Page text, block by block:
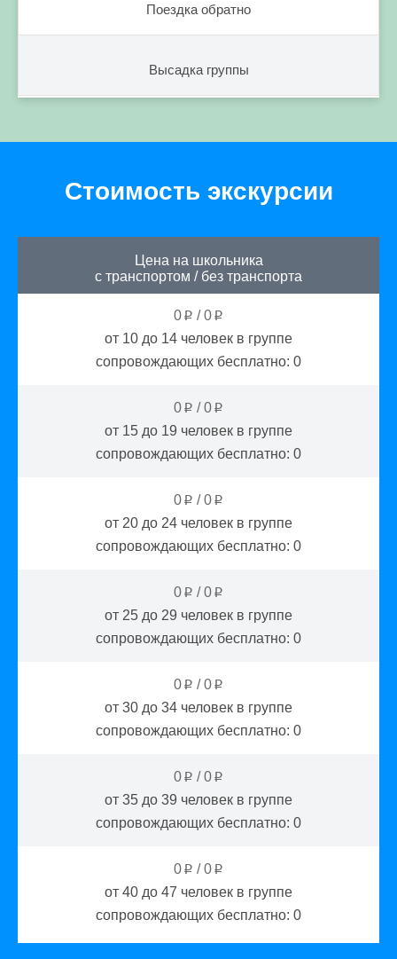
Поездка обратно
Высадка группы
Стоимость экскурсии
Цена на школьника
с транспортом / без транспорта
0 p /0 p
от 10 до 14 человек в группе
сопровождающих бесплатно: 0
0 p /0 p
от 15 до 19 человек в группе
сопровождающих бесплатно: 0
0 p /0 p
от 20 до 24 человек в группе
сопровождающих бесплатно: 0
0 p /0 p
от 25 до 29 человек в группе
сопровождающих бесплатно: 0
0 p /0 p
от 30 до 34 человек в группе
сопровождающих бесплатно: 0
0 p /0 p
от 35 до 39 человек в группе
сопровождающих бесплатно: 0
0 p /0 p
от 40 до 47 человек в группе
сопровождающих бесплатно: 0